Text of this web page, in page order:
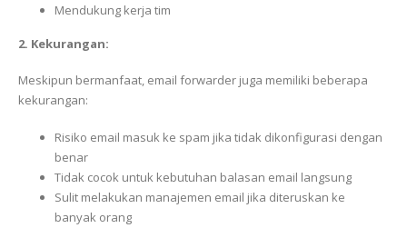
Mendukung kerja tim
2. Kekurangan:
Meskipun bermanfaat, email forwarder juga memiliki beberapa
kekurangan:
Risiko email masuk ke spam jika tidak dikonfigurasi dengan
benar
Tidak cocok untuk kebutuhan balasan email langsung
Sulit melakukan manajemen email jika diteruskan ke
banyak orang